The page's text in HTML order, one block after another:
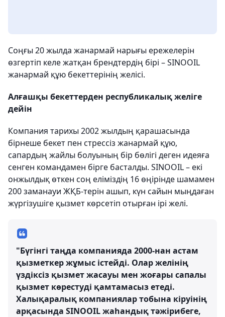
Соңғы 20 жылда жанармай нарығы ережелерін
өзгертіп келе жатқан брендтердің бірі – SINOOIL
жанармай құю бекеттерінің желісі.
Алғашқы бекеттерден республикалық желіге
дейін
Компания тарихы 2002 жылдың қарашасында
бірнеше бекет пен стрессіз жанармай құю,
сапардың жайлы болуының бір бөлігі деген идеяға
сенген командамен бірге басталды. SINOOIL – екі
онжылдық өткен соң еліміздің 16 өңірінде шамамен
200 заманауи ЖҚБ-терін ашып, күн сайын мыңдаған
жүргізушіге қызмет көрсетіп отырған ірі желі.
"Бүгінгі таңда компанияда 2000-нан астам
қызметкер жұмыс істейді. Олар желінің
үздіксіз қызмет жасауы мен жоғары сапалы
қызмет көрестуді қамтамасыз етеді.
Халықаралық компаниялар тобына кіруінің
арқасында SINOOIL жаһандық тәжірибеге,